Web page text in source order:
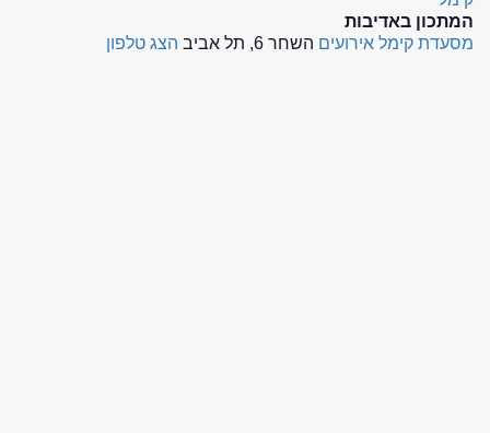
המתכון באדיבות
מסעדת קימל אירועים השחר 6, תל אביב הצג טלפון